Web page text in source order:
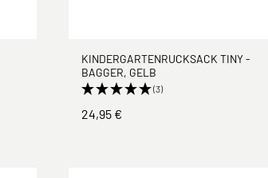
KINDERGARTENRUCKSACK TINY -
BAGGER, GELB
(3)
24,95 €